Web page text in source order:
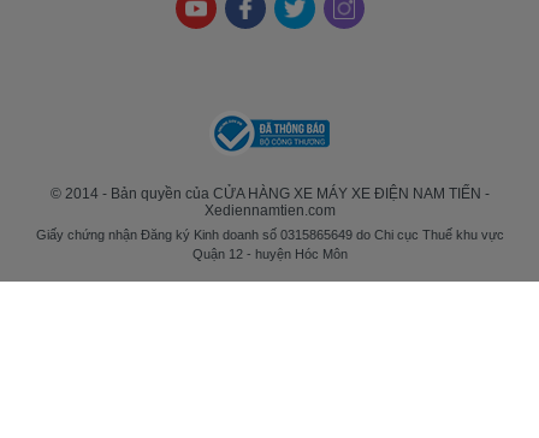
© 2014 - Bản quyền của CỬA HÀNG XE MÁY XE ĐIỆN NAM TIẾN -
Xediennamtien.com
Giấy chứng nhận Đăng ký Kinh doanh số 0315865649 do Chi cục Thuế khu vực
Quận 12 - huyện Hóc Môn